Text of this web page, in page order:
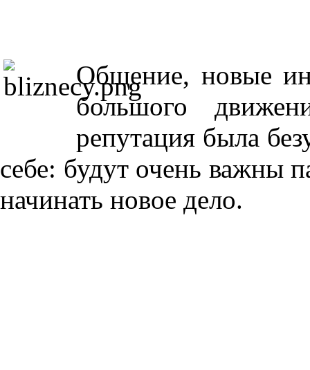
Общение, новые
большого
репутация была
себе: будут очень важны
начинать новое дело.